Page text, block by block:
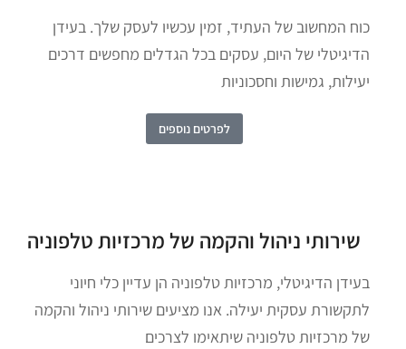
כוח המחשוב של העתיד, זמין עכשיו לעסק שלך. בעידן
הדיגיטלי של היום, עסקים בכל הגדלים מחפשים דרכים
יעילות, גמישות וחסכוניות
לפרטים נוספים
שירותי ניהול והקמה של מרכזיות טלפוניה
בעידן הדיגיטלי, מרכזיות טלפוניה הן עדיין כלי חיוני
לתקשורת עסקית יעילה. אנו מציעים שירותי ניהול והקמה
של מרכזיות טלפוניה שיתאימו לצרכים